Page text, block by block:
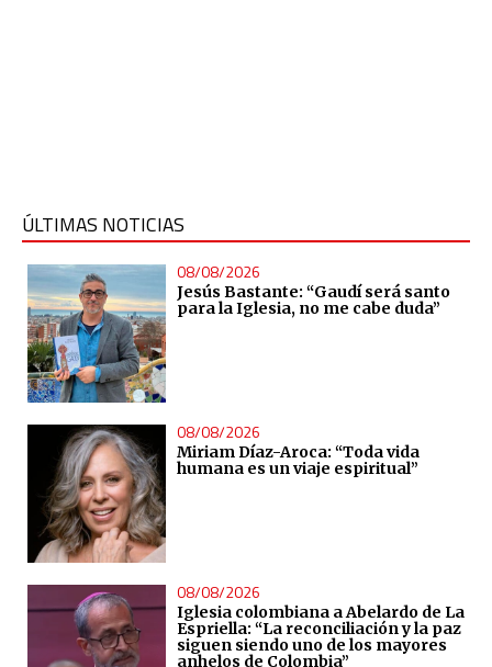
ÚLTIMAS NOTICIAS
08/08/2026
Jesús Bastante: “Gaudí será santo
para la Iglesia, no me cabe duda”
08/08/2026
Miriam Díaz-Aroca: “Toda vida
humana es un viaje espiritual”
08/08/2026
Iglesia colombiana a Abelardo de La
Espriella: “La reconciliación y la paz
siguen siendo uno de los mayores
anhelos de Colombia”